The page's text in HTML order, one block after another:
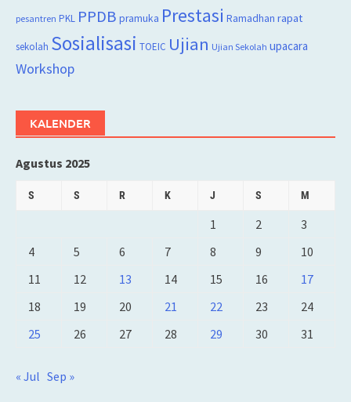
pesantren PKL PPDB pramuka Prestasi Ramadhan rapat
sekolah Sosialisasi TOEIC Ujian Ujian Sekolah upacara
Workshop
KALENDER
Agustus 2025
S S R K J S M
1 2
3
4
5 6 7 8 9
10
11
12 13 14 15 16
17
18
19 20 21 22 23
24
25
26 27 28 29 30 31
« Jul Sep »